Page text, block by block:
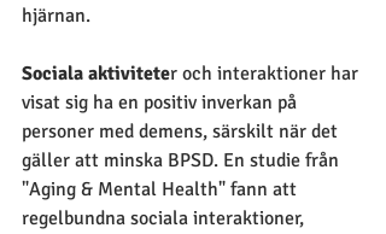
hjärnan.
Sociala aktiviteter och interaktioner har
visat sig ha en positiv inverkan på
personer med demens, särskilt när det
gäller att minska BPSD. En studie från
"Aging & Mental Health" fann att
regelbundna sociala interaktioner,